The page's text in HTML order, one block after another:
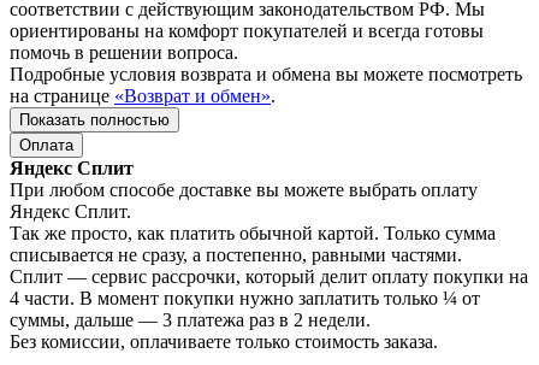
соответствии с действующим законодательством РФ. Мы
ориентированы на комфорт покупателей и всегда готовы
помочь в решении вопроса.
Подробные условия возврата и обмена вы можете посмотреть
на странице «Возврат и обмен».
Показать полностью
Оплата
Яндекс Сплит
При любом способе доставке вы можете выбрать оплату
Яндекс Сплит.
Так же просто, как платить обычной картой. Только сумма
списывается не сразу, а постепенно, равными частями.
Сплит — сервис рассрочки, который делит оплату покупки на
4 части. В момент покупки нужно заплатить только ¼ от
суммы, дальше — 3 платежа раз в 2 недели.
Без комиссии, оплачиваете только стоимость заказа.